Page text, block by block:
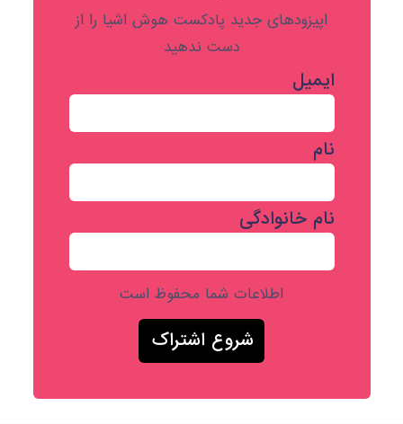
اپیزودهای جدید پادکست هوش اشیا را از
دست ندهید
ایمیل
نام
نام خانوادگی
اطلاعات شما محفوظ است